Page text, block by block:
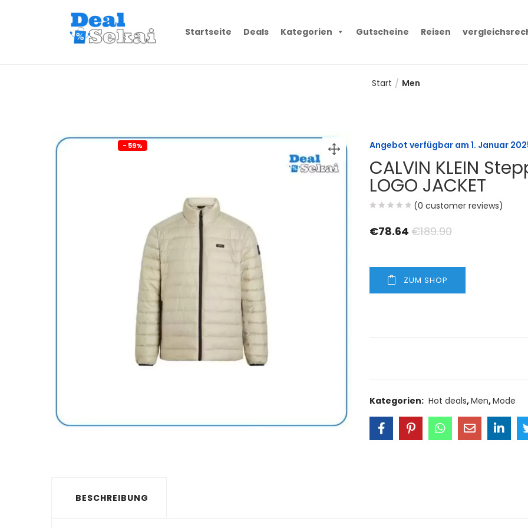
Startseite Deals Kategorien Gutscheine Reisen
Start Men
- 59% Angebot verfügbar am 1. Januar
CALVIN KLEIN
LOGO JACKET
(0 customer reviews)
€78.64 €189.90
ZUM SHOP
Kategorien: Hot deals,Men,Mode
BESCHREIBUNG